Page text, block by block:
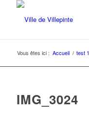
Vous êtes ici : Accueil / test 1
IMG_3024